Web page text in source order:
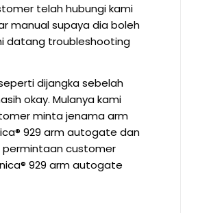
telah hubungi kami
manual supaya dia boleh
datang troubleshooting
dijangka sebelah
okay. Mulanya kami
minta jenama arm
929 arm autogate dan
customer
929 arm autogate